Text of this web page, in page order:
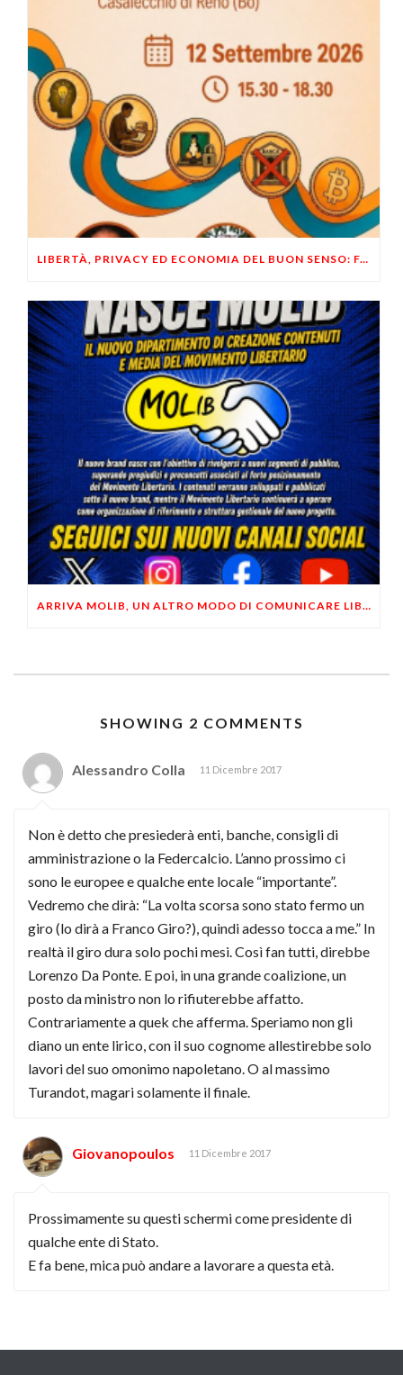
LIBERTÀ, PRIVACY ED ECONOMIA DEL BUON SENSO: FACCO E MUSUMECI A CASALECCHIO DI RENO (BO)
ARRIVA MOLIB, UN ALTRO MODO DI COMUNICARE LIBERTARIO
SHOWING 2 COMMENTS
Alessandro Colla 11 Dicembre 2017
Non è detto che presiederà enti, banche, consigli di
amministrazione o la Federcalcio. L’anno prossimo ci
sono le europee e qualche ente locale “importante”.
Vedremo che dirà: “La volta scorsa sono stato fermo un
giro (lo dirà a Franco Giro?), quindi adesso tocca a me.” In
realtà il giro dura solo pochi mesi. Così fan tutti, direbbe
Lorenzo Da Ponte. E poi, in una grande coalizione, un
posto da ministro non lo rifiuterebbe affatto.
Contrariamente a quek che afferma. Speriamo non gli
diano un ente lirico, con il suo cognome allestirebbe solo
lavori del suo omonimo napoletano. O al massimo
Turandot, magari solamente il finale.
Giovanopoulos 11 Dicembre 2017
Prossimamente su questi schermi come presidente di
qualche ente di Stato.
E fa bene, mica può andare a lavorare a questa età.